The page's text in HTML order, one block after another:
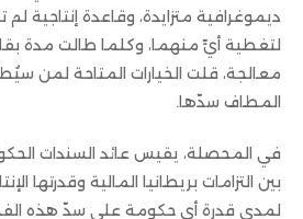
ديموغرافية متزايدة، وقاعدة إنتاجية
لتغطية أيٍّ منهما، وكلما طالت مدة
معالجة، قلت الخيارات المتاحة لمن
المطاف سدّها.
في المحصلة، يقيس عائد السندات
بين التزامات بريطانيا المالية وقدرتها
لمدى قدرة أي حكومة على سدّ هذه